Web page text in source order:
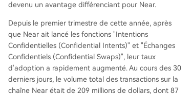
devenu un avantage différenciant pour Near.
Depuis le premier trimestre de cette année, après
que Near ait lancé les fonctions "Intentions
Confidentielles (Confidential Intents)" et "Échanges
Confidentiels (Confidential Swaps)", leur taux
d'adoption a rapidement augmenté. Au cours des 30
derniers jours, le volume total des transactions sur la
chaîne Near était de 209 millions de dollars, dont 87